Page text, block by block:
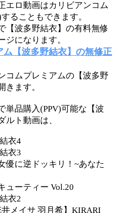
エロ動画はカリビアンコム
ることもできます。
【波多野結衣】の有料無修
ジになります。
【波多野結衣】の無修正
コムプレミアムの【波多野
きます。
単品購入(PPV)可能な【波
ルト動画は、
衣4
衣3
優に逆ドッキリ！~あなた
ューティー Vol.20
衣2
井メイサ 羽月希】KIRARI